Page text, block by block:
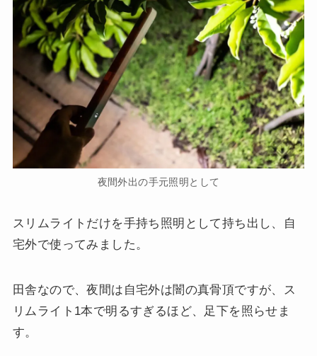
夜間外出の手元照明として
スリムライトだけを手持ち照明として持ち出し、自
宅外で使ってみました。
田舎なので、夜間は自宅外は闇の真骨頂ですが、ス
リムライト1本で明るすぎるほど、足下を照らせま
す。